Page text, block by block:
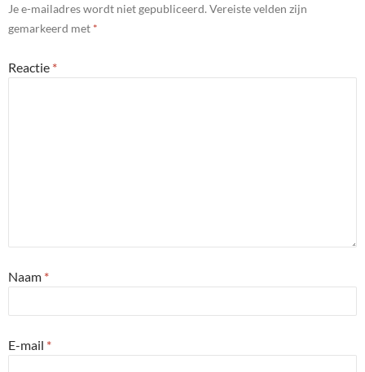
Je e-mailadres wordt niet gepubliceerd. Vereiste velden zijn
gemarkeerd met *
Reactie *
Naam *
E-mail *